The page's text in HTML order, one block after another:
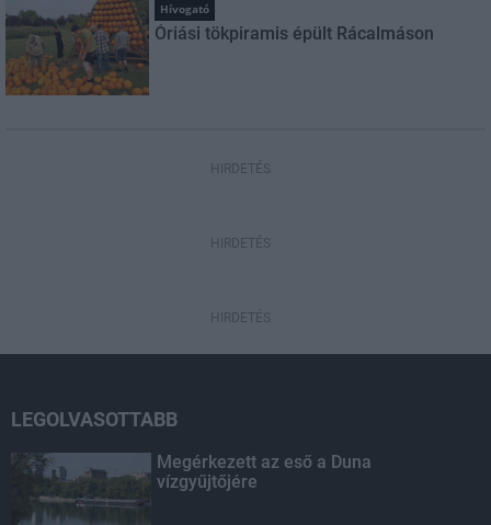
Hívogató
Óriási tökpiramis épült Rácalmáson
HIRDETÉS
HIRDETÉS
HIRDETÉS
LEGOLVASOTTABB
Megérkezett az eső a Duna
vízgyűjtőjére